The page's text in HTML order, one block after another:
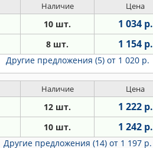
Наличие Цена
10 шт. 1 034 р.
8 шт. 1 154 р.
Другие предложения (5) от 1 020 р.
Наличие Цена
12 шт. 1 222 р.
10 шт. 1 242 р.
Другие предложения (14) от 1 197 р.